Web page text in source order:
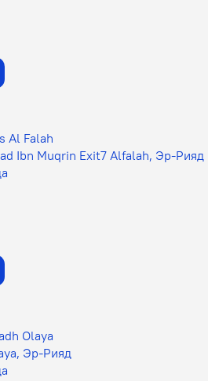
Al Falah
Ibn Muqrin Exit7 Alfalah, Эр-Рияд
Olaya
Эр-Рияд